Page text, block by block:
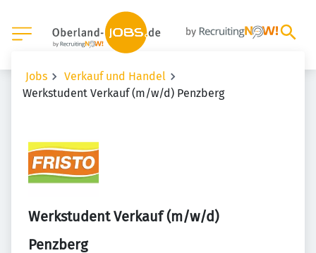
Jobs
Verkauf und Handel
Werkstudent Verkauf (m/w/d) Penzberg
Werkstudent Verkauf (m/w/d)
Penzberg